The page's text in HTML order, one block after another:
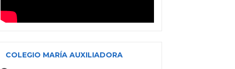
COLEGIO MARÍA AUXILIADORA